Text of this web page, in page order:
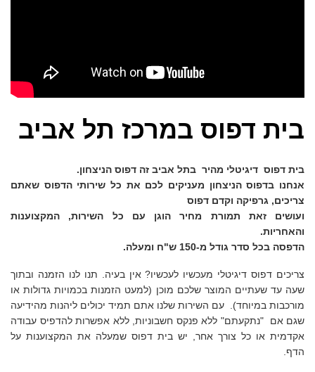
בית דפוס במרכז תל אביב
בית דפוס דיגיטלי מהיר בתל אביב זה דפוס הניצחון.
אנחנו בדפוס הניצחון מעניקים לכם את כל שירותי הדפוס שאתם
צריכים, גרפיקה וקדם דפוס
ועושים זאת תמורת מחיר הוגן עם כל השירות, המקצוענות
והאחריות.
הדפסה בכל סדר גודל מ-150 ש"ח ומעלה.
צריכים דפוס דיגיטלי מעכשיו לעכשיו? אין בעיה. תנו לנו הזמנה ובתוך
שעה עד שעתיים המוצר שלכם מוכן (למעט הזמנות בכמויות גדולות או
מורכבות במיוחד). עם השירות שלנו אתם תמיד יכולים ליהנות מהידיעה
שגם אם "נתקעתם" ללא פנקס חשבוניות, ללא אפשרות להדפיס עבודה
אקדמית או כל צורך אחר, יש בית דפוס שמעלה את המקצוענות על
הדף.